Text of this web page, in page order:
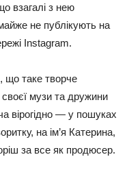
взагалі з нею
не публікують на
Instagram.
що таке творче
музи та дружини
вірогідно — у пошуках
на ім’я Катерина,
за все як продюсер.